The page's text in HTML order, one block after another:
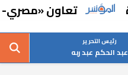
تعاون «مصري- تركي»
رئيس التحرير
عبد الحكم عبد ربه